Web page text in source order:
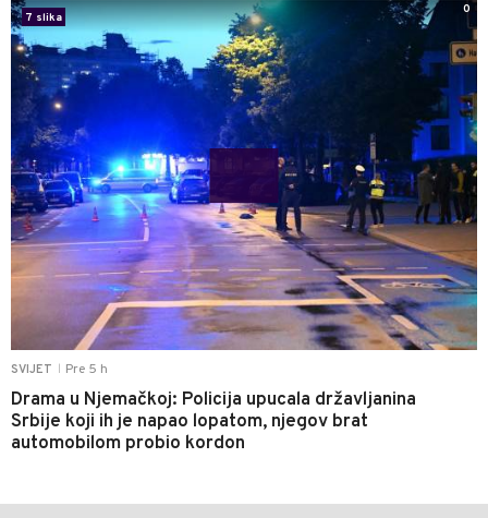
SVIJET Pre 5 h
Drama u Njemačkoj: Policija upucala državljanina
Srbije koji ih je napao lopatom, njegov brat
automobilom probio kordon
7 slika
0